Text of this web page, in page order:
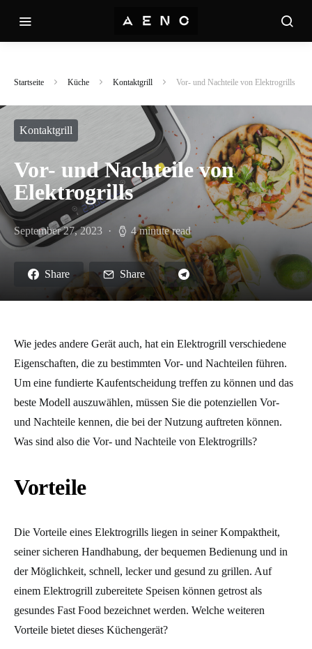
Startseite Küche Kontaktgrill Vor- und Nachteile von Elektrogrills
Kontaktgrill
Vor- und Nachteile von
Elektrogrills
September 27, 2023 4 minute read
Share Share
Wie jedes andere Gerät auch, hat ein Elektrogrill verschiedene
Eigenschaften, die zu bestimmten Vor- und Nachteilen führen.
Um eine fundierte Kaufentscheidung treffen zu können und das
beste Modell auszuwählen, müssen Sie die potenziellen Vor-
und Nachteile kennen, die bei der Nutzung auftreten können.
Was sind also die Vor- und Nachteile von Elektrogrills?
Vorteile
Die Vorteile eines Elektrogrills liegen in seiner Kompaktheit,
seiner sicheren Handhabung, der bequemen Bedienung und in
der Möglichkeit, schnell, lecker und gesund zu grillen. Auf
einem Elektrogrill zubereitete Speisen können getrost als
gesundes Fast Food bezeichnet werden. Welche weiteren
Vorteile bietet dieses Küchengerät?